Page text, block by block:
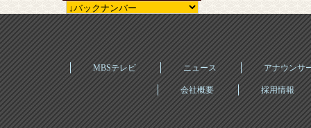
MBSテレビ ニュース アナウンサ
会社概要 採用情報